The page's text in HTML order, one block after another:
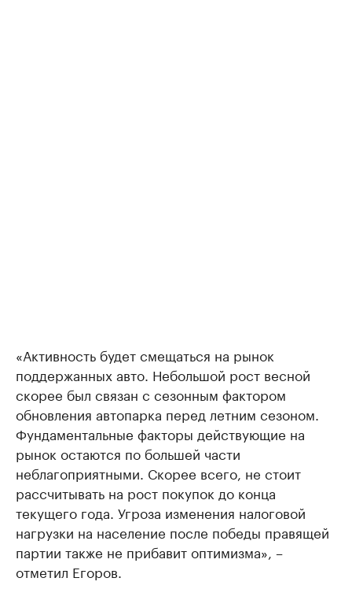
«Активность будет смещаться на рынок
поддержанных авто. Небольшой рост весной
скорее был связан с сезонным фактором
обновления автопарка перед летним сезоном.
Фундаментальные факторы действующие на
рынок остаются по большей части
неблагоприятными. Скорее всего, не стоит
рассчитывать на рост покупок до конца
текущего года. Угроза изменения налоговой
нагрузки на население после победы правящей
партии также не прибавит оптимизма», –
отметил Егоров.